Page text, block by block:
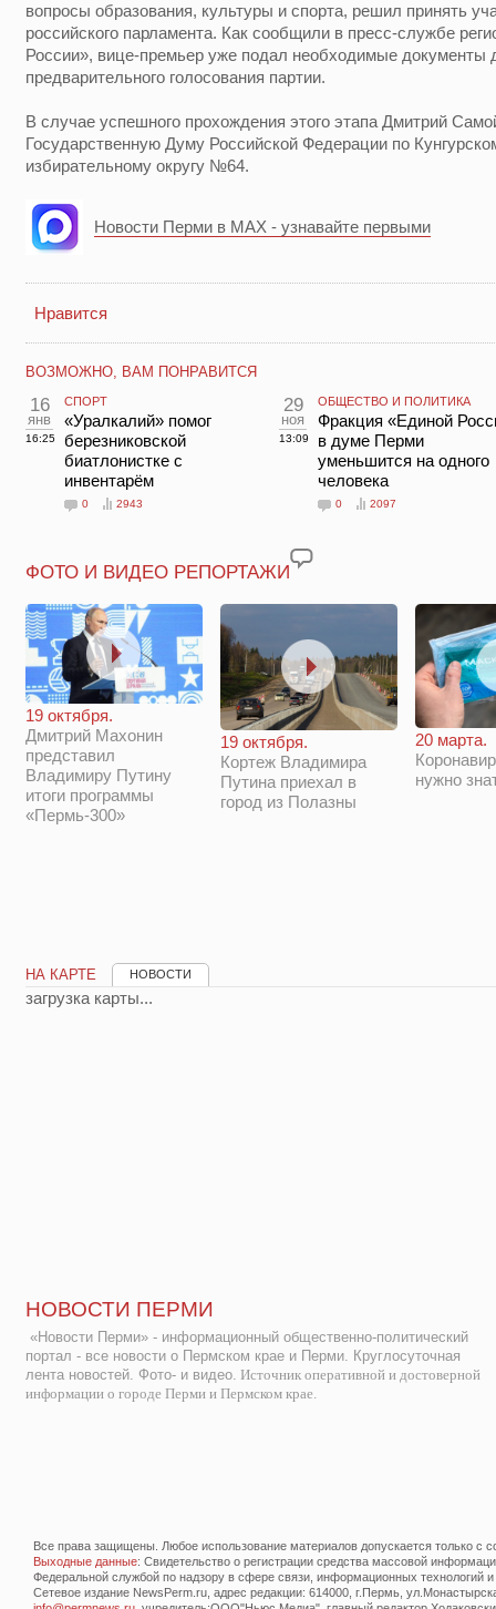
вопросы образования, культуры и спорта, решил принять
российского парламента. Как сообщили в пресс-службе
России», вице-премьер уже подал необходимые документы
предварительного голосования партии.
В случае успешного прохождения этого этапа Дмитрий
Государственную Думу Российской Федерации по
избирательному округу №64.
Новости Перми в MAX - узнавайте первыми
Нравится
ВОЗМОЖНО, ВАМ ПОНРАВИТСЯ
16
янв
16:25
СПОРТ
«Уралкалий» помог
березниковской
биатлонистке с
инвентарём
0 2943
29
ноя
13:09
ОБЩЕСТВО И ПОЛИТИКА
Фракция «Единой
в думе Перми
уменьшится на одного
человека
0 2097
ФОТО И ВИДЕО РЕПОРТАЖИ
19 октября.
Дмитрий Махонин
представил
Владимиру Путину
итоги программы
«Пермь-300»
19 октября.
Кортеж Владимира
Путина приехал в
город из Полазны
20 марта.
нужно
НА КАРТЕ НОВОСТИ
загрузка карты...
НОВОСТИ ПЕРМИ
«Новости Перми» - информационный общественно-политический
портал - все новости о Пермском крае и Перми. Круглосуточная
лента новостей. Фото- и видео. Источник оперативной и достоверной
информации о городе Перми и Пермском крае.
Все права защищены. Любое использование материалов допускается только с
Выходные данные: Свидетельство о регистрации средства массовой
Федеральной службой по надзору в сфере связи, информационных технологий
Сетевое издание NewsPerm.ru, адрес редакции: 614000, г.Пермь,